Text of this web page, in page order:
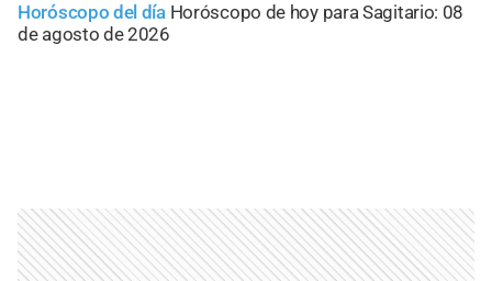
Horóscopo del día Horóscopo de hoy para Sagitario: 08
de agosto de 2026